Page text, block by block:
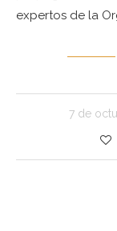
expertos de la
7 de